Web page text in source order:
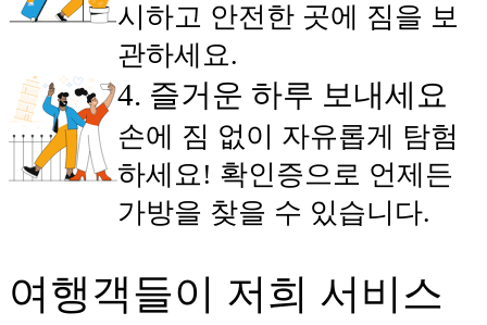
시하고 안전한 곳에 짐을 보
관하세요.
4. 즐거운 하루 보내세요
손에 짐 없이 자유롭게 탐험
하세요! 확인증으로 언제든
가방을 찾을 수 있습니다.
여행객들이 저희 서비스